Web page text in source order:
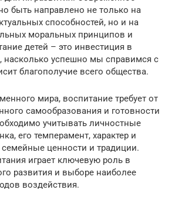
быть направлено не только на
способностей, но и на
моральных принципов и
детей – это инвестиция в
насколько успешно мы справимся с
благополучие всего общества.
мира, воспитание требует от
самообразования и готовности
учитывать личностные
его темперамент, характер и
семейные ценности и традиции.
играет ключевую роль в
развития и выборе наиболее
воздействия.